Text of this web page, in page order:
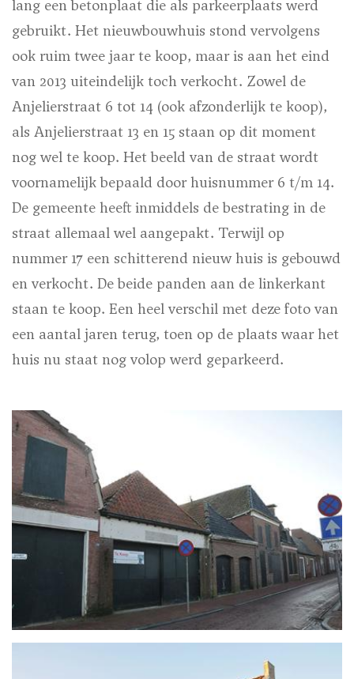
lang een betonplaat die als parkeerplaats werd
gebruikt. Het nieuwbouwhuis stond vervolgens
ook ruim twee jaar te koop, maar is aan het eind
van 2013 uiteindelijk toch verkocht. Zowel de
Anjelierstraat 6 tot 14 (ook afzonderlijk te koop),
als Anjelierstraat 13 en 15 staan op dit moment
nog wel te koop. Het beeld van de straat wordt
voornamelijk bepaald door huisnummer 6 t/m 14.
De gemeente heeft inmiddels de bestrating in de
straat allemaal wel aangepakt. Terwijl op
nummer 17 een schitterend nieuw huis is gebouwd
en verkocht. De beide panden aan de linkerkant
staan te koop. Een heel verschil met deze foto van
een aantal jaren terug, toen op de plaats waar het
huis nu staat nog volop werd geparkeerd.